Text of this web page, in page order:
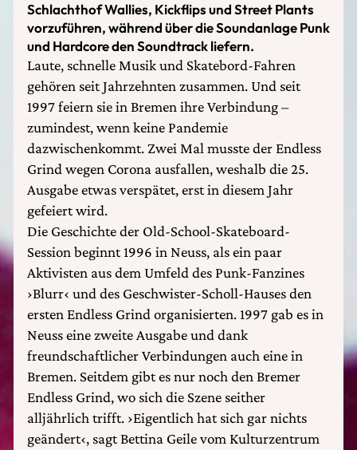
Schlachthof Wallies, Kickflips und Street Plants
vorzuführen, während über die Soundanlage Punk
und Hardcore den Soundtrack liefern.
Laute, schnelle Musik und Skatebord-Fahren
gehören seit Jahrzehnten zusammen. Und seit
1997 feiern sie in Bremen ihre Verbindung –
zumindest, wenn keine Pandemie
dazwischenkommt. Zwei Mal musste der Endless
Grind wegen Corona ausfallen, weshalb die 25.
Ausgabe etwas verspätet, erst in diesem Jahr
gefeiert wird.
Die Geschichte der Old-School-Skateboard-
Session beginnt 1996 in Neuss, als ein paar
Aktivisten aus dem Umfeld des Punk-Fanzines
›Blurr‹ und des Geschwister-Scholl-Hauses den
ersten Endless Grind organisierten. 1997 gab es in
Neuss eine zweite Ausgabe und dank
freundschaftlicher Verbindungen auch eine in
Bremen. Seitdem gibt es nur noch den Bremer
Endless Grind, wo sich die Szene seither
alljährlich trifft. ›Eigentlich hat sich gar nichts
geändert‹, sagt Bettina Geile vom Kulturzentrum